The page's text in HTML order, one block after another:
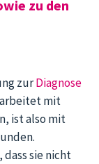
zu den
zurDiagnose
arbeitet mit
ist also mit
sie nicht